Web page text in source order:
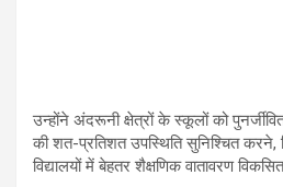
उन्होंने अंदरूनी क्षेत्रों के स्कूलों को पुनर्जीवित
की शत-प्रतिशत उपस्थिति सुनिश्चित करने,
विद्यालयों में बेहतर शैक्षणिक वातावरण